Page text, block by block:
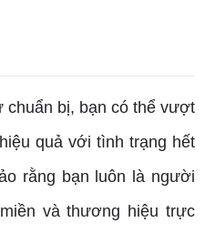
bị, bạn có thể vượt
quả với tình trạng hết
rằng bạn luôn là người
và thương hiệu trực